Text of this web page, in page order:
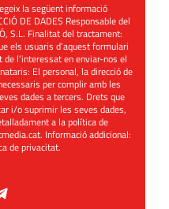
la següent informació
DE DADES Responsable del
S.L. Finalitat del tractament:
els usuaris d’aquest formulari
l’interessat en enviar-nos el
El personal, la direcció de
per complir amb les
dades a tercers. Drets que
i/o suprimir les seves dades,
a la política de
. Informació addicional:
de privacitat.